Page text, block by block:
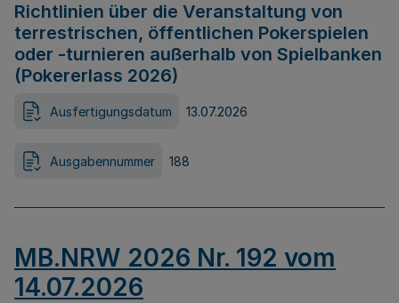
Richtlinien über die Veranstaltung von
terrestrischen, öffentlichen Pokerspielen
oder -turnieren außerhalb von Spielbanken
(Pokererlass 2026)
Ausfertigungsdatum 13.07.2026
Ausgabennummer 188
MB.NRW 2026 Nr. 192 vom
14.07.2026